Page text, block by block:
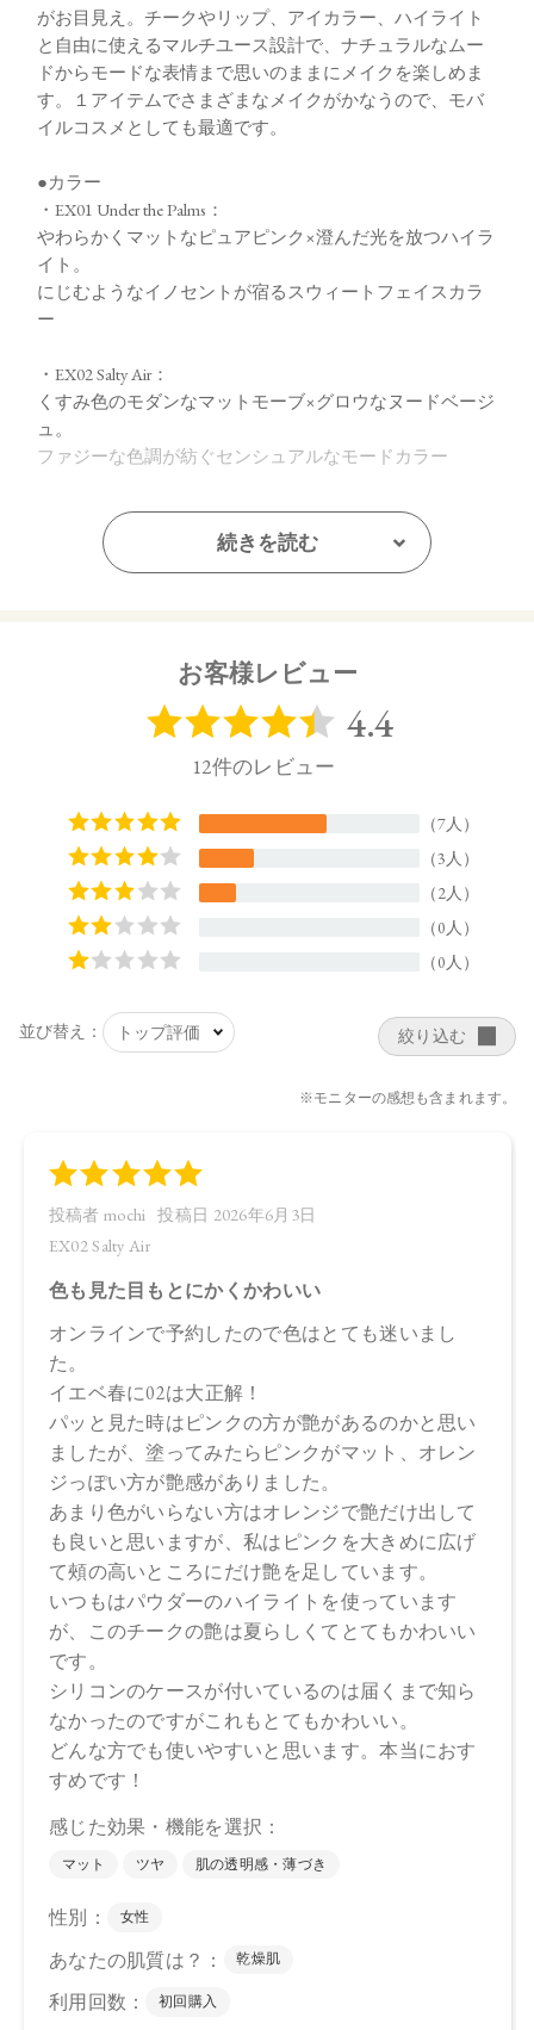
がお目見え。チークやリップ、アイカラー、ハイライト
と自由に使えるマルチユース設計で、ナチュラルなムー
ドからモードな表情まで思いのままにメイクを楽しめま
す。１アイテムでさまざまなメイクがかなうので、モバ
イルコスメとしても最適です。
●カラー
・EX01 Under the Palms：
やわらかくマットなピュアピンク×澄んだ光を放つハイラ
イト。
にじむようなイノセントが宿るスウィートフェイスカラ
ー
・EX02 Salty Air：
くすみ色のモダンなマットモーブ×グロウなヌードベージ
ュ。
ファジーな色調が紡ぐセンシュアルなモードカラー
・EX03 Sun & Sand：
ニュートラルに色づくマットテラコッタ×ジューシーなア
プリコット。
・EX04 Tropic Flush：
肌に溶け込むマットなペールブラウン×フレッシュなコー
エフォートレスな抜け感をかなえるスキントーンカラー
【販売名】
トーン ペタル メルティング カラー ポット EX01
トーン ペタル メルティング カラー ポット EX02
トーン ペタル メルティング カラー ポット EX03
トーン ペタル メルティング カラー ポット EX04
指先またはお手持ちのチップやブラシで適量をとり、唇や
頬、まぶたに塗布します。
いますが、ご使用には問題ありません。
【内容量】
【商品サイズ】
70.0×70.0×63.0㎜
【全成分】
・EX01
上段（マット）：スクワラン、トリイソステアリン酸ポリグ
リセリル－2、合成フルオロフロゴパイト、パルミチン酸デキ
ストリン、シリカ、セラミドNP、ビオチノイルトリペプチド
－1、ステアリン酸亜鉛、水酸化Al、トコフェロール、アルガ
ニアスピノサ核油、オプンチアフィクスインジカ種子油、ホ
ホバ種子油、ローズマリー葉油、オリーブ果実油、カニナバ
ラ果実油、グリセリン、水、パンテノール、酸化チタン、ホ
ウケイ酸（Ca／Al）、マイカ、赤202、黄4、酸化スズ、酸化
下段（ツヤ）：スクワラン、トリイソステアリン酸ポリグリ
セリル－2、ミリスチン酸デキストリン、パルミチン酸デキス
トリン、シリカ、トリ（カプリル酸／カプリン酸）グリセリ
ル、セスキイソステアリン酸ソルビタン、ダイマージリノレ
イル水添ロジン縮合物、セラミドNP、ビオチノイルトリペプ
チド－1、トコフェロール、水酸化Al、アルガニアスピノサ核
ーズマリー葉油、オリーブ果実油、カニナバラ果実油、グリ
カ、酸化チタン、酸化スズ、酸化鉄、赤202
・EX02
トリイソステアリン酸ポリグリセリル－2、パルミチン酸デキ
続きを読む
お客様レビュー